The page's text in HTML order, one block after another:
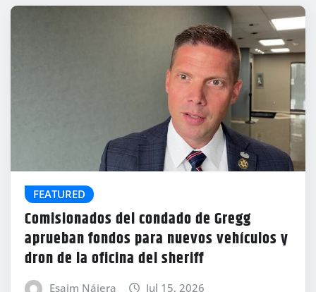
FEATURED
Comisionados del condado de Gregg
aprueban fondos para nuevos vehículos y
dron de la oficina del sheriff
Esaim Nájera Jul 15, 2026